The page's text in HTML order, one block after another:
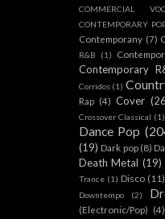
COMMERCIAL
CONTEMPORARY
Contemporany (7)
R&B
(1)
Contemporary
Corridos (1)
Rap (4) Cover
Crossover Classical (1)
Dance Pop
(19) Dark pop (8)
Death Metal (19)
Trance (1) Disco (11)
Downtempo (2)
(Electronic/Pop) (4)